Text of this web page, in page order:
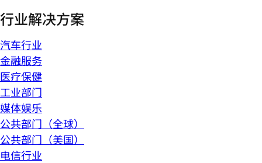
行业解决方案
汽车行业
金融服务
医疗保健
工业部门
媒体娱乐
公共部门（全球）
公共部门（美国）
电信行业